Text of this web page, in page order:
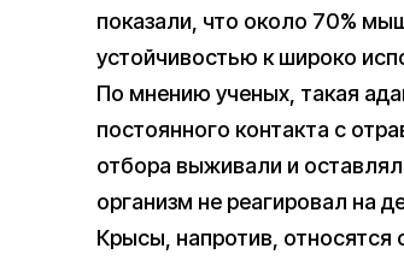
показали, что около 70%
устойчивостью к широко
По мнению ученых, такая
постоянного контакта с
отбора выживали и
организм не реагировал на
Крысы, напротив,